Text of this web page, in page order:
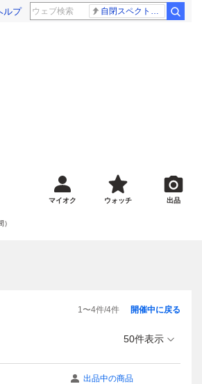
ルプ 自閉スペクトラム症
マイオク ウォッチ 出品
）
1〜4件/4件 開催中に戻る
50件表示
出品中の商品